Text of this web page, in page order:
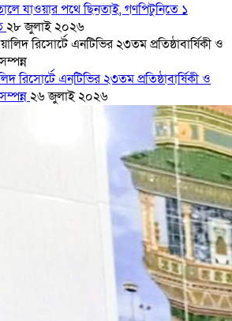
যাওয়ার পথে ছিনতাই, গণপিটুনিতে ১
২৮ জুলাই ২০২৬
রিসোর্টে এনটিভির ২৩তম প্রতিষ্ঠাবার্ষিকী ও
২৬ জুলাই ২০২৬